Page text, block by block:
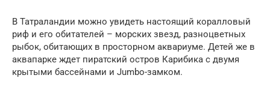
В Татраландии можно увидеть настоящий коралловый
риф и его обитателей – морских звезд, разноцветных
рыбок, обитающих в просторном аквариуме. Детей же в
аквапарке ждет пиратский остров Карибика с двумя
крытыми бассейнами и Jumbo-замком.